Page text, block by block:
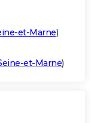
et-Marne)
et-Marne)